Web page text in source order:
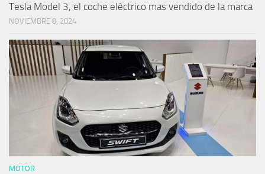
Tesla Model 3, el coche eléctrico mas vendido de la marca
NOVIEMBRE 8, 2024
MOTOR